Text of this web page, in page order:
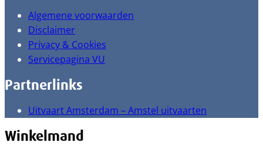
Algemene voorwaarden
Disclaimer
Privacy & Cookies
Servicepagina VU
Partnerlinks
Uitvaart Amsterdam – Amstel uitvaarten
Winkelmand